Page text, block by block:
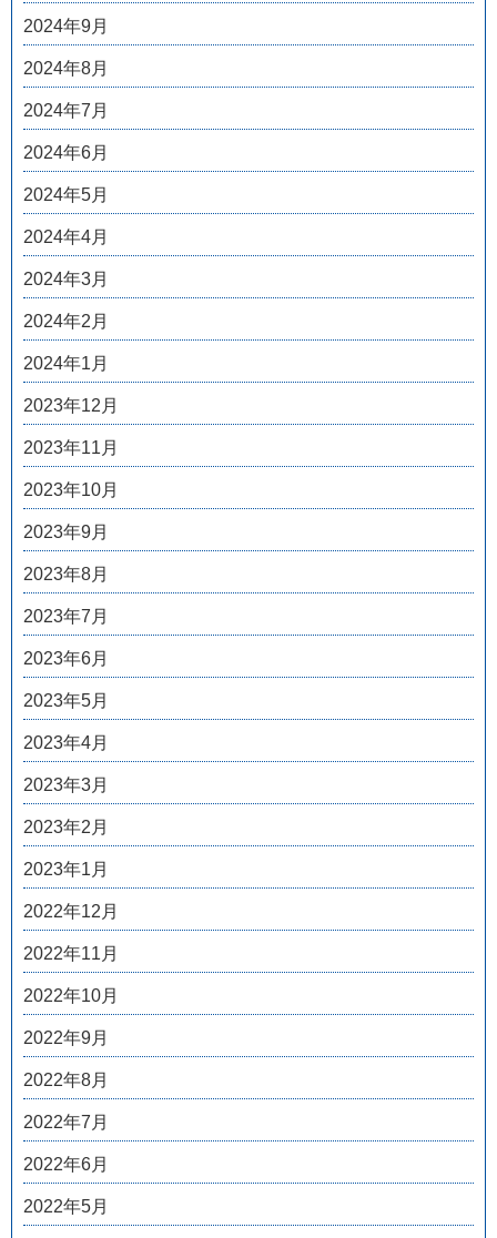
2024年9月
2024年8月
2024年7月
2024年6月
2024年5月
2024年4月
2024年3月
2024年2月
2024年1月
2023年12月
2023年11月
2023年10月
2023年9月
2023年8月
2023年7月
2023年6月
2023年5月
2023年4月
2023年3月
2023年2月
2023年1月
2022年12月
2022年11月
2022年10月
2022年9月
2022年8月
2022年7月
2022年6月
2022年5月